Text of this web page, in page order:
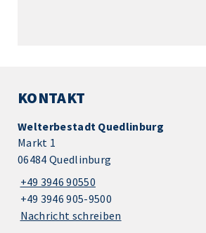
KONTAKT
Welterbestadt Quedlinburg
Markt 1
06484 Quedlinburg
+49 3946 90550
+49 3946 905-9500
Nachricht schreiben